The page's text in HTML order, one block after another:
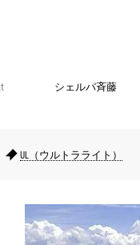
シェルパ斉藤
UL（ウルトラライト）